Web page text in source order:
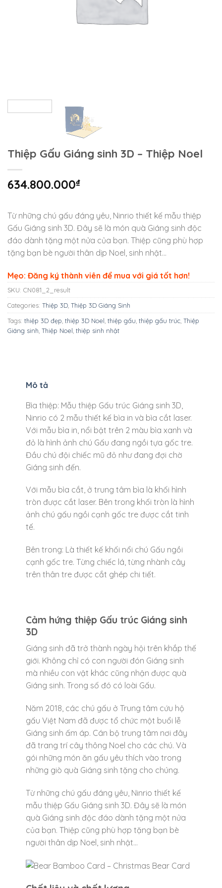
Thiệp Gấu Giáng sinh 3D – Thiệp Noel
634.800.000₫
Từ những chú gấu đáng yêu, Ninrio thiết kế mẫu thiệp
Gấu Giáng sinh 3D. Đây sẽ là món quà Giáng sinh độc
đáo dành tặng một nửa của bạn. Thiệp cũng phù hợp
tặng bạn bè người thân dịp Noel, sinh nhật…
Mẹo: Đăng ký thành viên để mua với giá tốt hơn!
SKU: CN081_2_result
Categories: Thiệp 3D Thiệp 3D Giáng Sinh
Tags: thiệp 3D đẹp thiệp 3D Noel thiệp gấu thiệp gấu trúc Thiệp
Giáng sinh Thiệp Noel thiệp sinh nhật
Mô tả
Bìa thiệp: Mẫu thiệp Gấu trúc Giáng sinh 3D,
Ninrio có 2 mẫu thiết kế bìa in và bìa cắt laser.
Với mẫu bìa in, nổi bật trên 2 màu bìa xanh và
đỏ là hình ảnh chú Gấu đang ngồi tựa gốc tre.
Đầu chú đội chiếc mũ đỏ như đang đợi chờ
Giáng sinh đến.
Với mẫu bìa cắt, ở trung tâm bìa là khối hình
tròn được cắt laser. Bên trong khối tròn là hình
ảnh chú gấu ngồi cạnh gốc tre được cắt tinh
tế.
Bên trong: Là thiết kế khối nổi chú Gấu ngồi
cạnh gốc tre. Từng chiếc lá, từng nhành cây
trên thân tre được cắt ghép chi tiết.
Cảm hứng thiệp Gấu trúc Giáng sinh
3D
Giáng sinh đã trở thành ngày hội trên khắp thế
giới. Không chỉ có con người đón Giáng sinh
mà nhiều con vật khác cũng nhận được quà
Giáng sinh. Trong số đó có loài Gấu.
Năm 2018, các chú gấu ở Trung tâm cứu hộ
gấu Việt Nam đã được tổ chức một buổi lễ
Giáng sinh ấm áp. Cán bộ trung tâm nơi đây
đã trang trí cây thông Noel cho các chú. Và
gói những món ăn gấu yêu thích vào trong
những giò quà Giáng sinh tặng cho chúng.
Từ những chú gấu đáng yêu, Ninrio thiết kế
mẫu thiệp Gấu Giáng sinh 3D. Đây sẽ là món
quà Giáng sinh độc đáo dành tặng một nửa
của bạn. Thiệp cũng phù hợp tặng bạn bè
người thân dịp Noel, sinh nhật…